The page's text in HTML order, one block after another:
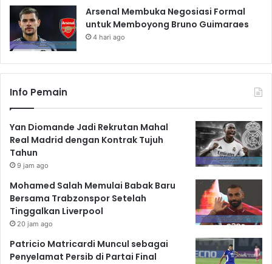
Arsenal Membuka Negosiasi Formal
untuk Memboyong Bruno Guimaraes
4 hari ago
Info Pemain
Yan Diomande Jadi Rekrutan Mahal
Real Madrid dengan Kontrak Tujuh
Tahun
9 jam ago
Mohamed Salah Memulai Babak Baru
Bersama Trabzonspor Setelah
Tinggalkan Liverpool
20 jam ago
Patricio Matricardi Muncul sebagai
Penyelamat Persib di Partai Final